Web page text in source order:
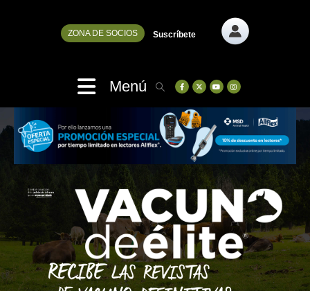
ZONA DE SOCIOS Suscríbete
Menú